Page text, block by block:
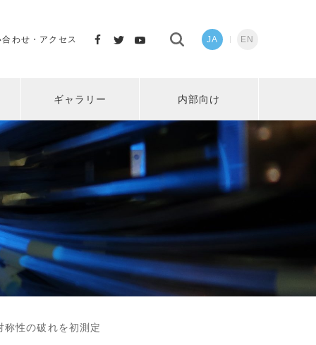
わせ・アクセス JA EN
ギャラリー 内部向け
性の破れを初測定